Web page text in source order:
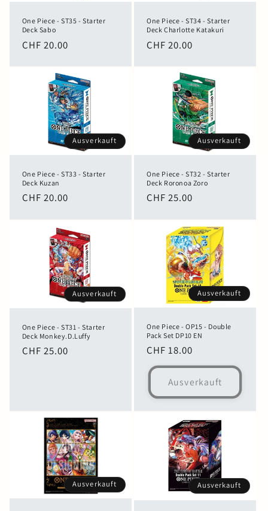
One Piece - ST35 - Starter
Deck Sabo
Normaler
CHF 20.00
One Piece - ST34 - Starter
Deck Charlotte Katakuri
Normaler
CHF 20.00
Ausverkauft
One Piece - ST33 - Starter
Deck Kuzan
Normaler
CHF 20.00
Ausverkauft
One Piece - ST32 - Starter
Deck Roronoa Zoro
Normaler
CHF 25.00
Ausverkauft
One Piece - ST31 - Starter
Deck Monkey.D.Luffy
Normaler
CHF 25.00
Ausverkauft
One Piece - OP15 - Double
Pack Set DP10 EN
Normaler
Preis
CHF 18.00
Ausverkauft
Ausverkauft Ausverkauft